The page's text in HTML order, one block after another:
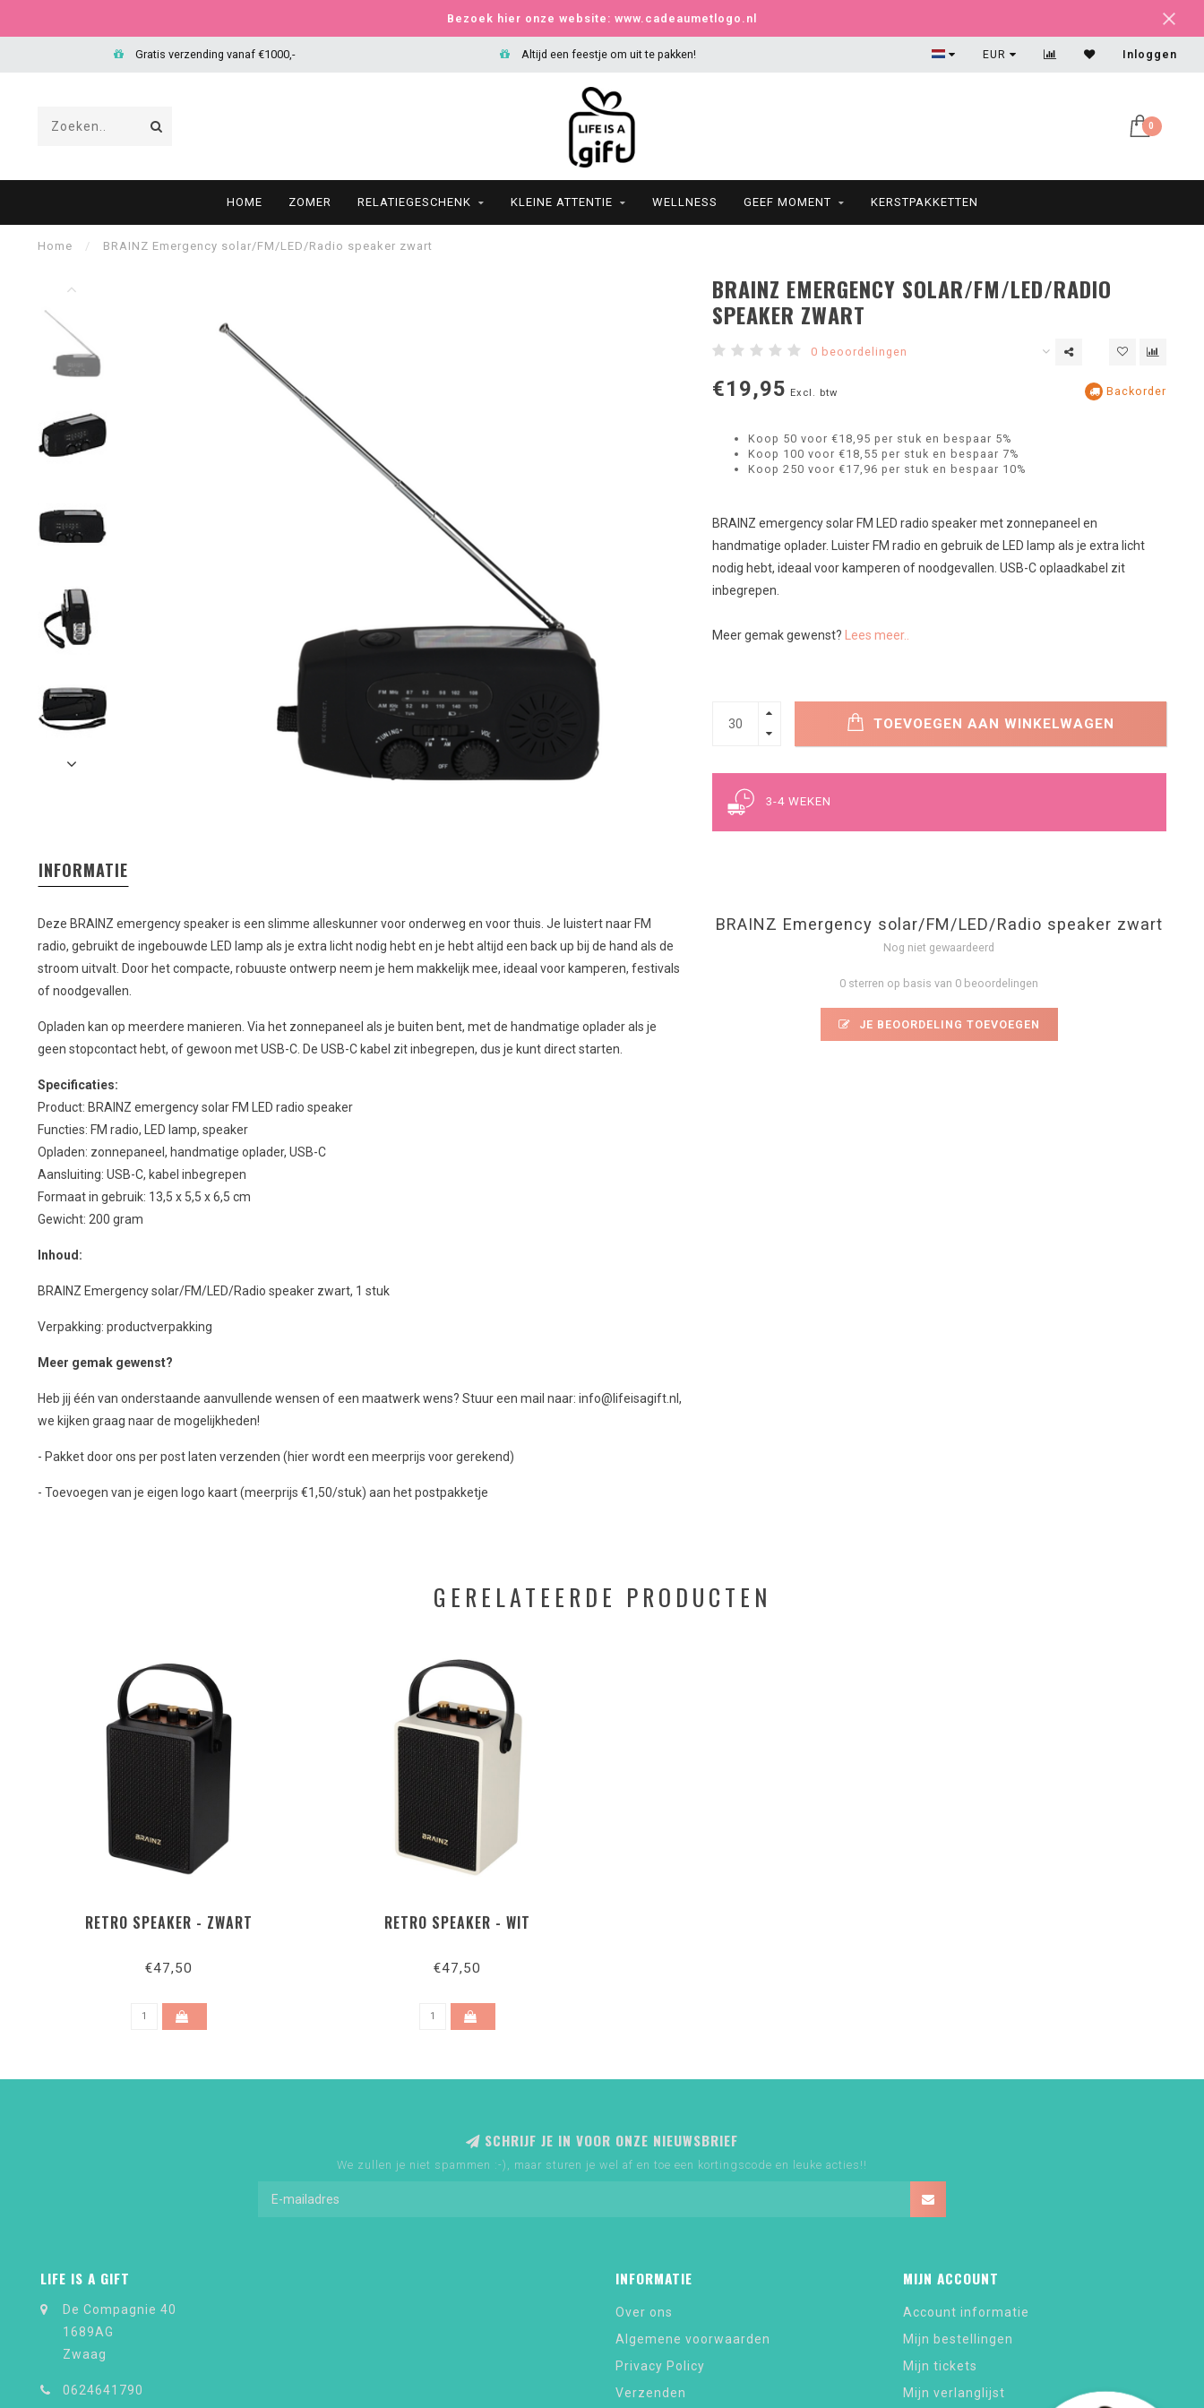
Bezoek hier onze website: www.cadeaumetlogo.nl
Gratis verzending vanaf €1000,- Altijd een feestje om uit te pakken! Maatwerk? Mail ons!
EUR Inloggen
0
HOME ZOMER RELATIEGESCHENK KLEINE ATTENTIE WELLNESS GEEF MOMENT KERSTPAKKETTEN
Home / BRAINZ Emergency solar/FM/LED/Radio speaker zwart
BRAINZ EMERGENCY SOLAR/FM/LED/RADIO
SPEAKER ZWART
0 beoordelingen
€19,95 Excl. btw Backorder
Koop 50 voor €18,95 per stuk en bespaar 5%
Koop 100 voor €18,55 per stuk en bespaar 7%
Koop 250 voor €17,96 per stuk en bespaar 10%
BRAINZ emergency solar FM LED radio speaker met zonnepaneel en
handmatige oplader. Luister FM radio en gebruik de LED lamp als je extra licht
nodig hebt, ideaal voor kamperen of noodgevallen. USB-C oplaadkabel zit
inbegrepen.
Meer gemak gewenst? Lees meer..
TOEVOEGEN AAN WINKELWAGEN
3-4 WEKEN
INFORMATIE
Deze BRAINZ emergency speaker is een slimme alleskunner voor onderweg en voor thuis. Je luistert naar FM
radio, gebruikt de ingebouwde LED lamp als je extra licht nodig hebt en je hebt altijd een back up bij de hand als de
stroom uitvalt. Door het compacte, robuuste ontwerp neem je hem makkelijk mee, ideaal voor kamperen, festivals
of noodgevallen.
Opladen kan op meerdere manieren. Via het zonnepaneel als je buiten bent, met de handmatige oplader als je
geen stopcontact hebt, of gewoon met USB-C. De USB-C kabel zit inbegrepen, dus je kunt direct starten.
Specificaties:
Product: BRAINZ emergency solar FM LED radio speaker
Functies: FM radio, LED lamp, speaker
Opladen: zonnepaneel, handmatige oplader, USB-C
Aansluiting: USB-C, kabel inbegrepen
Formaat in gebruik: 13,5 x 5,5 x 6,5 cm
Gewicht: 200 gram
Inhoud:
BRAINZ Emergency solar/FM/LED/Radio speaker zwart, 1 stuk
Verpakking: productverpakking
Meer gemak gewenst?
Heb jij één van onderstaande aanvullende wensen of een maatwerk wens? Stuur een mail naar: info@lifeisagift.nl ,
we kijken graag naar de mogelijkheden!
- Pakket door ons per post laten verzenden (hier wordt een meerprijs voor gerekend)
- Toevoegen van je eigen logo kaart (meerprijs €1,50/stuk) aan het postpakketje
BRAINZ Emergency solar/FM/LED/Radio speaker zwart
Nog niet gewaardeerd
0 sterren op basis van 0 beoordelingen
JE BEOORDELING TOEVOEGEN
GERELATEERDE PRODUCTEN
RETRO SPEAKER - ZWART
€47,50
RETRO SPEAKER - WIT
€47,50
SCHRIJF JE IN VOOR ONZE NIEUWSBRIEF
We zullen je niet spammen :-), maar sturen je wel af en toe een kortingscode en leuke acties!!
LIFE IS A GIFT
De Compagnie 40
1689AG
Zwaag
0624641790
INFORMATIE
Over ons
Algemene voorwaarden
Privacy Policy
Verzenden
MIJN ACCOUNT
Account informatie
Mijn bestellingen
Mijn tickets
Mijn verlanglijst